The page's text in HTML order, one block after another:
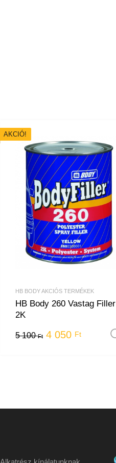
AKCIÓ!
HB BODY AKCIÓS TERMÉKEK
HB Body 260 Vastag Filler
2K
5 100Ft 4 050 Ft